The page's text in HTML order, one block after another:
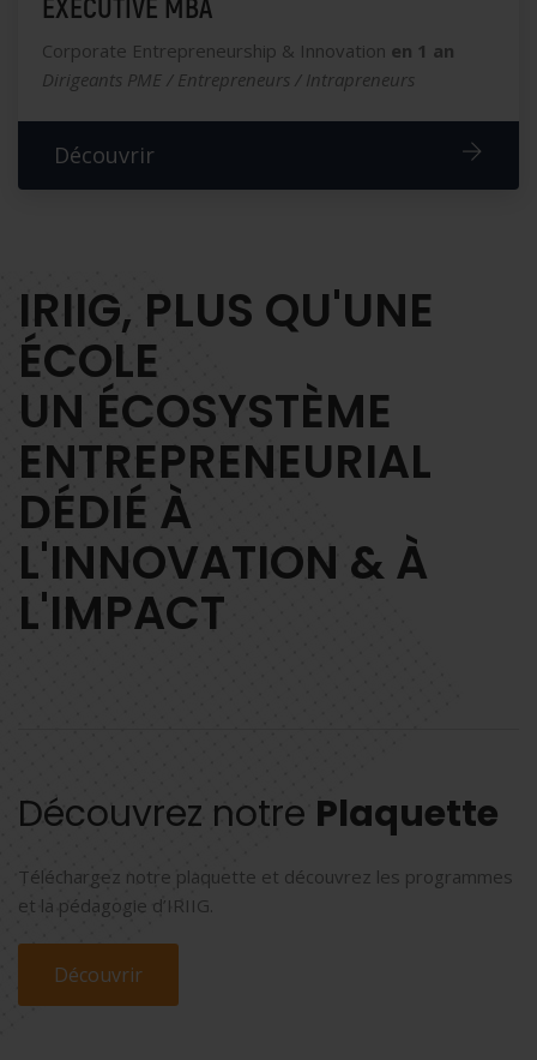
EXECUTIVE MBA​
Corporate Entrepreneurship & Innovation​ en 1 an
Dirigeants PME / Entrepreneurs / Intrapreneurs
Découvrir
IRIIG, PLUS QU'UNE
ÉCOLE
UN ÉCOSYSTÈME
ENTREPRENEURIAL
DÉDIÉ À
L'INNOVATION & À
L'IMPACT
Découvrez notre Plaquette
Téléchargez notre plaquette et découvrez les programmes
et la pédagogie d’IRIIG.
Découvrir